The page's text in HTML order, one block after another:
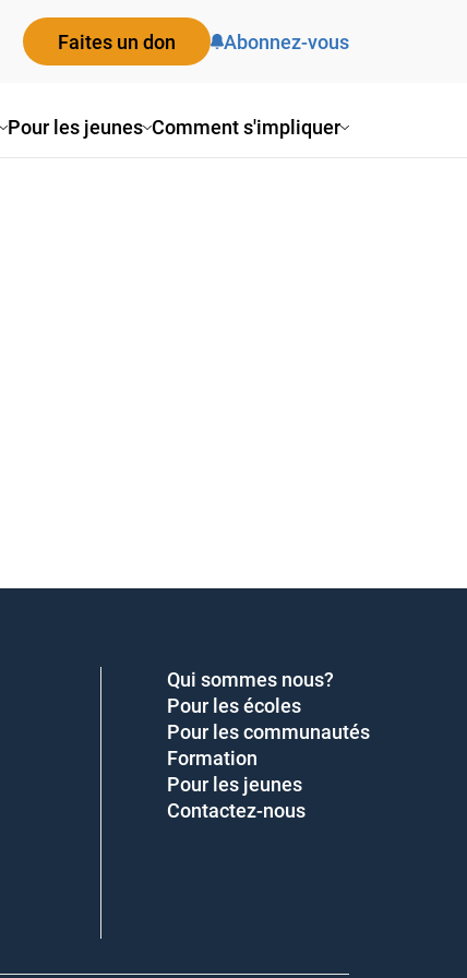
Pour les jeunes Comment s'impliquer
Faites un don Abonnez-vous
Qui sommes nous?
Pour les écoles
Pour les communautés
Formation
Pour les jeunes
Contactez-nous